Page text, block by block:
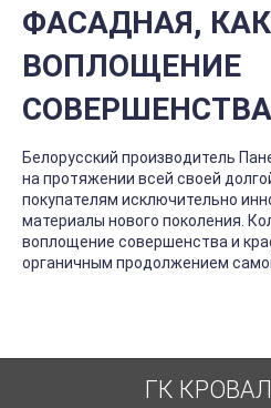
ФАСАДНАЯ, КАК
ВОПЛОЩЕНИЕ
Белорусский производитель
на протяжении всей своей
покупателям исключительно
материалы нового поколения.
воплощение совершенства и
органичным продолжением
ГК